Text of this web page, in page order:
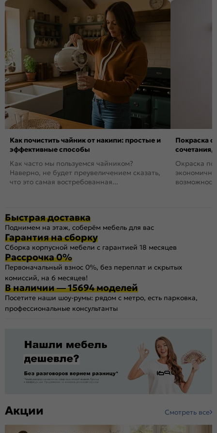
Как почистить чайник от накипи: простые и
эффективные способы
Как часто мы пользуемся чайником?
Наверно, не будет преувеличением сказать,
что это самая востребованная...
Покраска
сочетания,
Окраска
Быстрая доставка
Поднимем на этаж, соберём мебель для вас
Гарантия на сборку
Сборка корпусной мебели с гарантией 18 месяцев
Рассрочка 0%
Первоначальный взнос 0%, без переплат и скрытых
комиссий, на 6 месяцев!
В наличии — 15694 моделей
Посетите наши шоу-румы: рядом с метро, есть парковка,
профессиональные консультанты
Акции Смотреть все